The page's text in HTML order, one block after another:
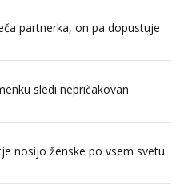
partnerka, on pa dopustuje
sledi nepričakovan
nosijo ženske po vsem svetu